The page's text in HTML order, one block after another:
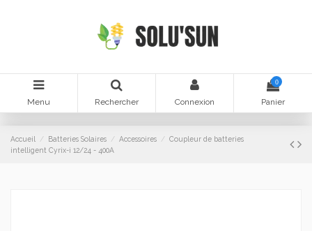
Menu Rechercher Connexion
0
Panier
Accueil Batteries Solaires Accessoires
Coupleur de batteries
intelligent Cyrix-i 12/24 - 400A